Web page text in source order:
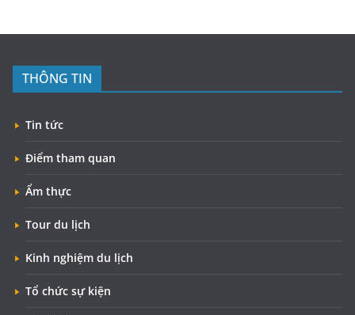
THÔNG TIN
Tin tức
Điểm tham quan
Ẩm thực
Tour du lịch
Kinh nghiệm du lịch
Tổ chức sự kiện